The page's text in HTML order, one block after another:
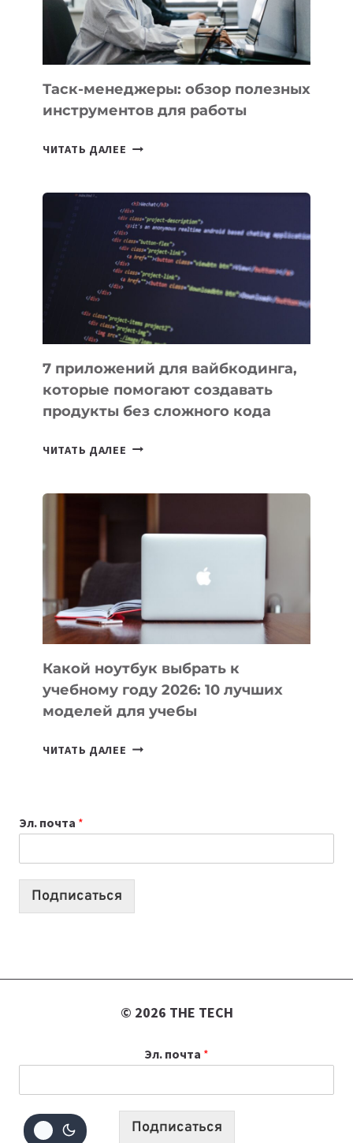
ИНТЕЛЛЕКТУ
Таск-менеджеры: обзор полезных
инструментов для работы
ЧИТАТЬ ДАЛЕЕ ТАСК-
ПОЛЕЗНЫХ
ИНСТРУМЕНТОВ
ДЛЯ
РАБОТЫ
7 приложений для вайбкодинга,
которые помогают создавать
продукты без сложного кода
ЧИТАТЬ ДАЛЕЕ
ПОМОГАЮТ
СОЗДАВАТЬ
БЕЗ
СЛОЖНОГО
КОДА
Какой ноутбук выбрать к
учебному году 2026: 10 лучших
моделей для учебы
ЧИТАТЬ ДАЛЕЕ КАКОЙ
2026:
10
Эл. почта *
Подписаться
© 2026 THE TECH
Эл. почта *
Подписаться